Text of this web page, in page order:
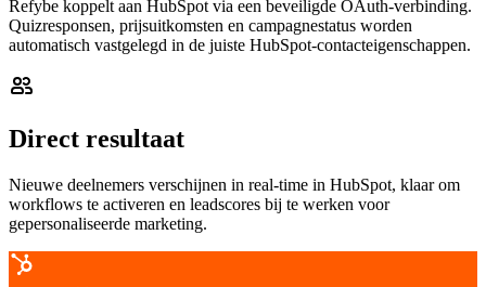
Refybe koppelt aan HubSpot via een beveiligde OAuth-verbinding.
Quizresponsen, prijsuitkomsten en campagnestatus worden
automatisch vastgelegd in de juiste HubSpot-contacteigenschappen.
Direct resultaat
Nieuwe deelnemers verschijnen in real-time in HubSpot, klaar om
workflows te activeren en leadscores bij te werken voor
gepersonaliseerde marketing.